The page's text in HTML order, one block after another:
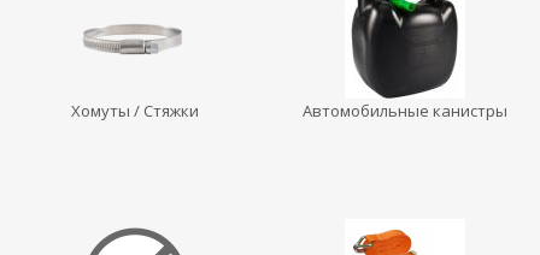
Хомуты / Стяжки Автомобильные канистры